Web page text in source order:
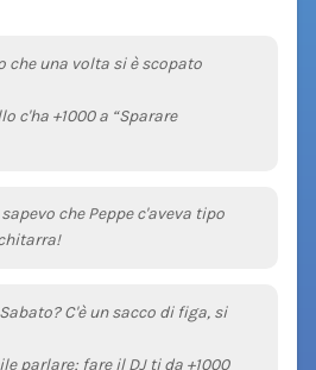
che una volta si è scopato
c'ha +1000 a “Sparare
che Peppe c'aveva tipo
C'è un sacco di figa, si
parlare; fare il DJ ti da +1000